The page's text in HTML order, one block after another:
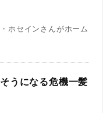
ホセインさんがホーム
うになる危機一髪